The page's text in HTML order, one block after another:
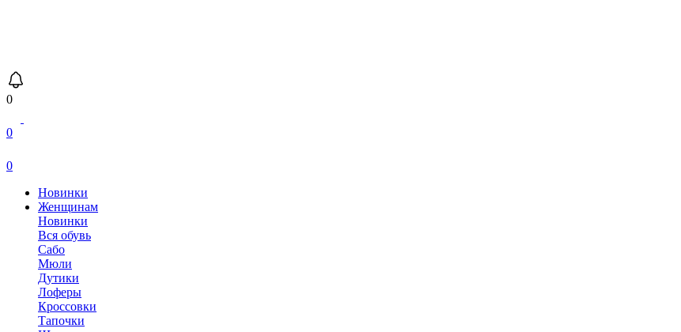
0
0
0
Новинки
Женщинам
Новинки
Вся обувь
Сабо
Мюли
Дутики
Лоферы
Кроссовки
Тапочки